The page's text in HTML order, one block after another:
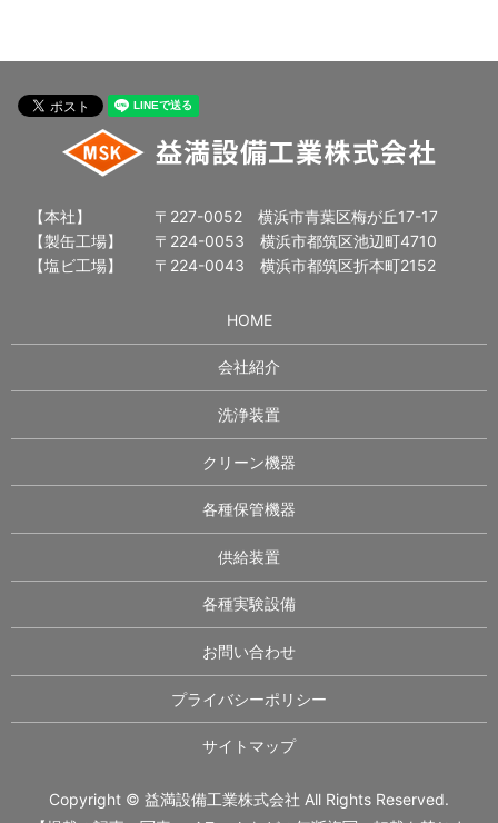
【本社】
〒227-0052 横浜市青葉区梅が丘17-17
【製缶工場】
〒224-0053 横浜市都筑区池辺町4710
【塩ビ工場】
〒224-0043 横浜市都筑区折本町2152
HOME
会社紹介
洗浄装置
クリーン機器
各種保管機器
供給装置
各種実験設備
お問い合わせ
プライバシーポリシー
サイトマップ
Copyright © 益満設備工業株式会社 All Rights Reserved.